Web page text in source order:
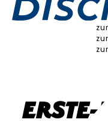
Erste-